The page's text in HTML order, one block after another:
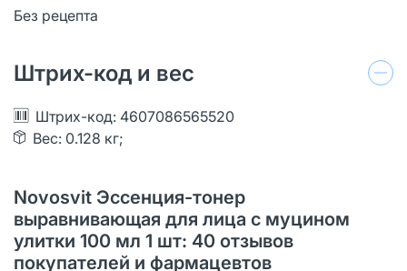
Без рецепта
Штрих-код и вес
Штрих-код: 4607086565520
Вес: 0.128 кг;
Novosvit Эссенция-тонер
выравнивающая для лица с муцином
улитки 100 мл 1 шт: 40 отзывов
покупателей и фармацевтов